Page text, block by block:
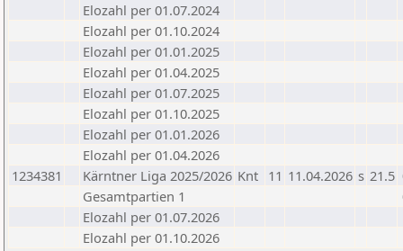
Elozahl per 01.07.2024
Elozahl per 01.10.2024
Elozahl per 01.01.2025
Elozahl per 01.04.2025
Elozahl per 01.07.2025
Elozahl per 01.10.2025
Elozahl per 01.01.2026
Elozahl per 01.04.2026
1234381
Kärntner Liga 2025/2026 Knt 11 11.04.2026 s 21.5
Gesamtpartien 1
Elozahl per 01.07.2026
Elozahl per 01.10.2026